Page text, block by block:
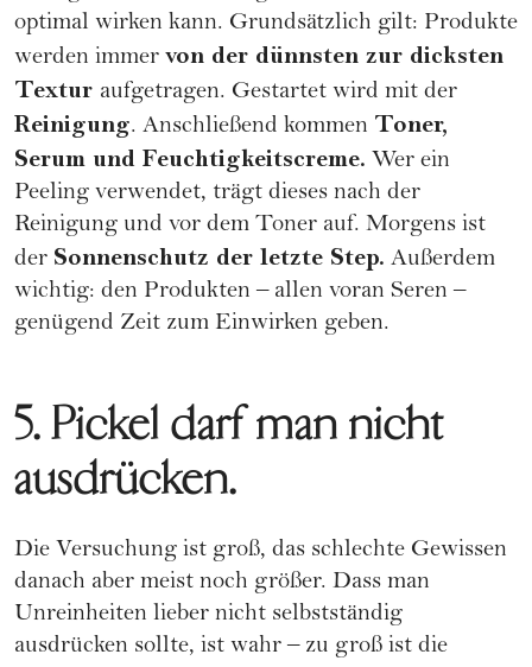
optimal wirken kann. Grundsätzlich gilt: Produkte
werden immer von der dünnsten zur dicksten
Textur aufgetragen. Gestartet wird mit der
Reinigung. Anschließend kommen Toner,
Serum und Feuchtigkeitscreme. Wer ein
Peeling verwendet, trägt dieses nach der
Reinigung und vor dem Toner auf. Morgens ist
der Sonnenschutz der letzte Step. Außerdem
wichtig: den Produkten – allen voran Seren –
genügend Zeit zum Einwirken geben.
5. Pickel darf man nicht
ausdrücken.
Die Versuchung ist groß, das schlechte Gewissen
danach aber meist noch größer. Dass man
Unreinheiten lieber nicht selbstständig
ausdrücken sollte, ist wahr – zu groß ist die